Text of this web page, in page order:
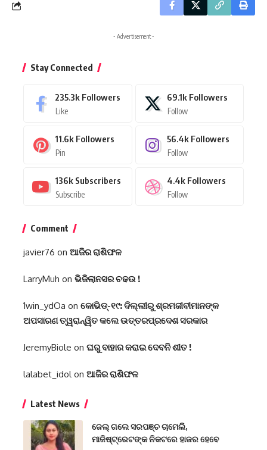
- Advertisement -
Stay Connected
235.3k Followers
Like
69.1k Followers
Follow
11.6k Followers
Pin
56.4k Followers
Follow
136k Subscribers
Subscribe
4.4k Followers
Follow
Comment
javier76 on ଆଜିର ରାଶିଫଳ
LarryMuh on ଭିଜିଲାନସର ଚଢଉ !
1win_ydOa on କୋଭିଡ୍-୧୯: ଦିଲ୍ଲୀରୁ ଶ୍ରମଜୀବୀମାନଙ୍କ
ଅପସାରଣ ତ୍ୱରାନ୍ୱିତ କଲେ ଉତ୍ତରପ୍ରଦେଶ ସରକାର
JeremyBiole on ଘରୁ ବାହାର କରାଇ ଦେବନି ଶୀତ !
lalabet_idolon ଆଜିର ରାଶିଫଳ
Latest News
ଜେଲ୍ ଗଲେ ସରପଞ୍ଚ ଚାମେଲି,
ମାଜିଷ୍ଟ୍ରେଟଙ୍କ ନିକଟରେ ହାଜର ହେବେ